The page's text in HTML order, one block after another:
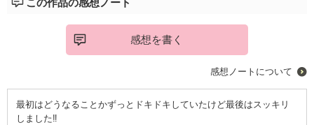
この作品の感想ノート
感想を書く
感想ノートについて
最初はどうなることかずっとドキドキしていたけど最後はスッキリ
しました‼️